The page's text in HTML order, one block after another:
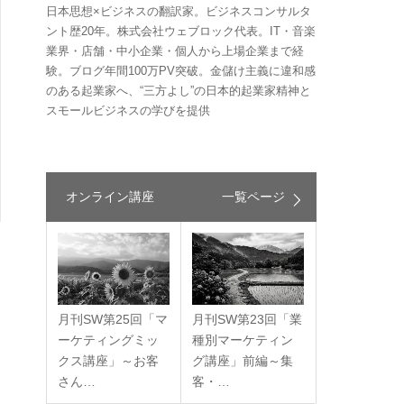
日本思想×ビジネスの翻訳家。ビジネスコンサルタ
ント歴20年。株式会社ウェブロック代表。IT・音楽
業界・店舗・中小企業・個人から上場企業まで経
験。ブログ年間100万PV突破。金儲け主義に違和感
のある起業家へ、“三方よし”の日本的起業家精神と
スモールビジネスの学びを提供
オンライン講座 一覧ページ
月刊SW第25回「マ
ーケティングミッ
クス講座」～お客
さん…
月刊SW第23回「業
種別マーケティン
グ講座」前編～集
客・…